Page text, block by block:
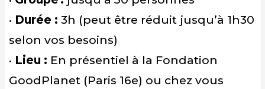
• Durée : 3h (peut être réduit jusqu’à 1h30
selon vos besoins)
• Lieu : En présentiel à la Fondation
GoodPlanet (Paris 16e) ou chez vous